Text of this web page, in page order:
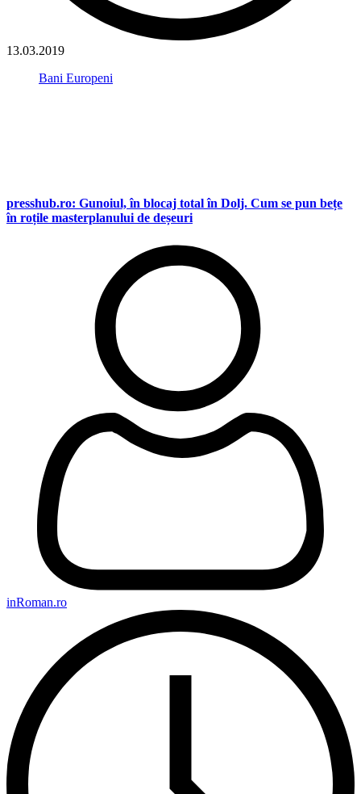
13.03.2019
Bani Europeni
presshub.ro: Gunoiul, în blocaj total în Dolj. Cum se pun bețe
în roțile masterplanului de deșeuri
inRoman.ro